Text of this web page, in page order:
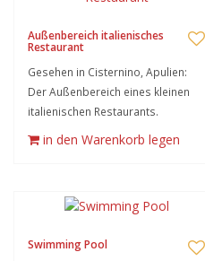
Außenbereich italienisches
Restaurant
Gesehen in Cisternino, Apulien:
Der Außenbereich eines kleinen
italienischen Restaurants.
in den Warenkorb legen
Swimming Pool